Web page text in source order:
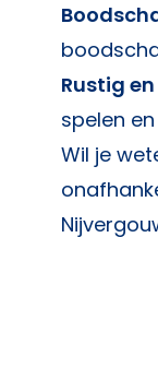
Rustig
spelen
Wil je